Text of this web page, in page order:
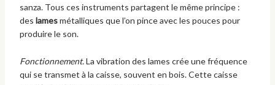
sanza. Tous ces instruments partagent le même principe :
des lamesmétalliques que l’on pince avec les pouces pour
produire le son.
Fonctionnement.La vibration des lames crée une fréquence
qui se transmet à la caisse, souvent en bois. Cette caisse